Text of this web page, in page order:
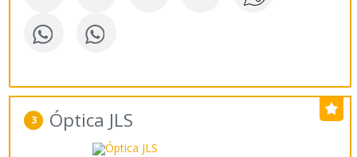
3 Óptica JLS